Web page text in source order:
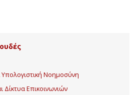
Νοημοσύνη
Δίκτυα Επικοινωνιών